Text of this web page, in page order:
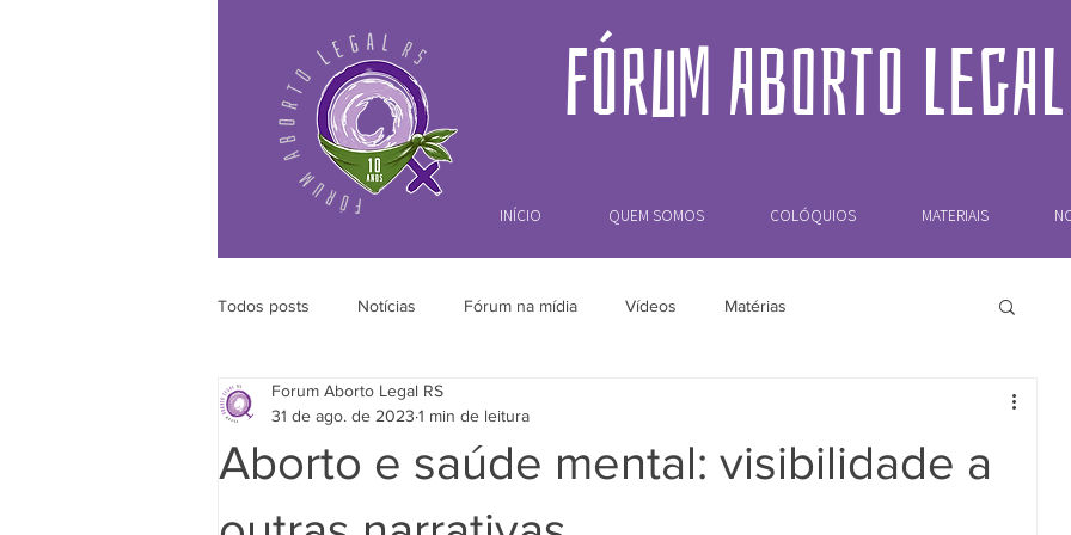
FÓRUM ABORTO
INÍCIO QUEM SOMOS COLÓQUIOS MATERIAIS
Todos posts Notícias Fórum na mídia Vídeos Matérias
Aborto e saúde mental: visibilidade a
Forum Aborto Legal RS
31 de ago. de 2023 1 min de leitura